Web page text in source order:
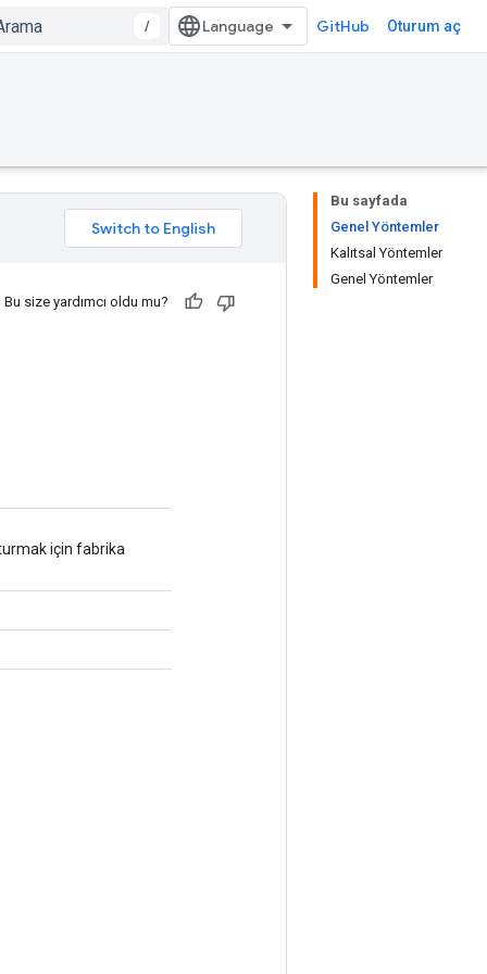
/ GitHub Oturum aç
Bu sayfada
Genel Yöntemler
Kalıtsal Yöntemler
Genel Yöntemler
Bu size yardımcı oldu mu?
için fabrika